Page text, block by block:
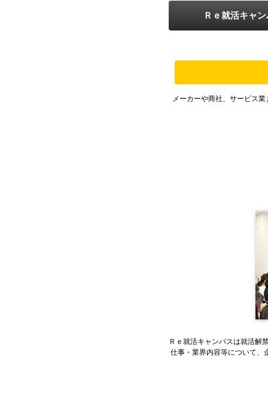
Ｒｅ就活キャ
メーカーや商社、サービス
Ｒｅ就活キャンパスは就活解
仕事・業界内容等について、